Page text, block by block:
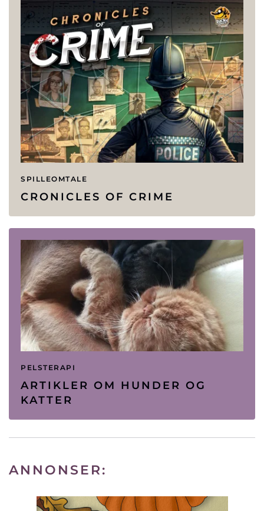
SPILLEOMTALE
CRONICLES OF CRIME
PELSTERAPI
ARTIKLER OM HUNDER OG
KATTER
ANNONSER: